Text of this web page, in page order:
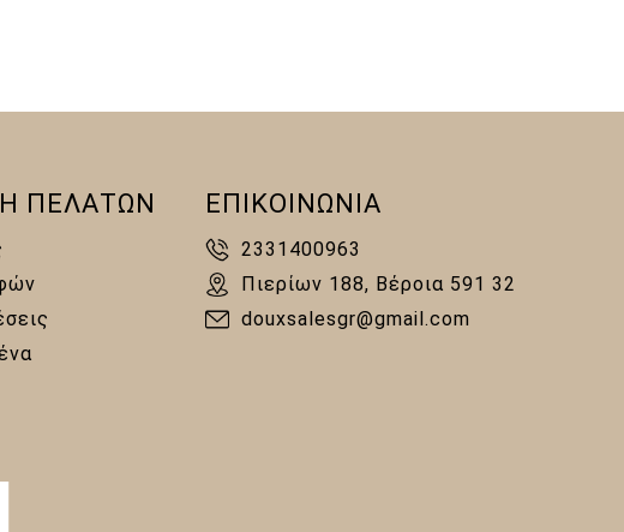
ΠΕΛΑΤΩΝ ΕΠΙΚΟΙΝΩΝΙΑ
2331400963
Πιερίων 188, Βέροια 591 32
douxsalesgr@gmail.com